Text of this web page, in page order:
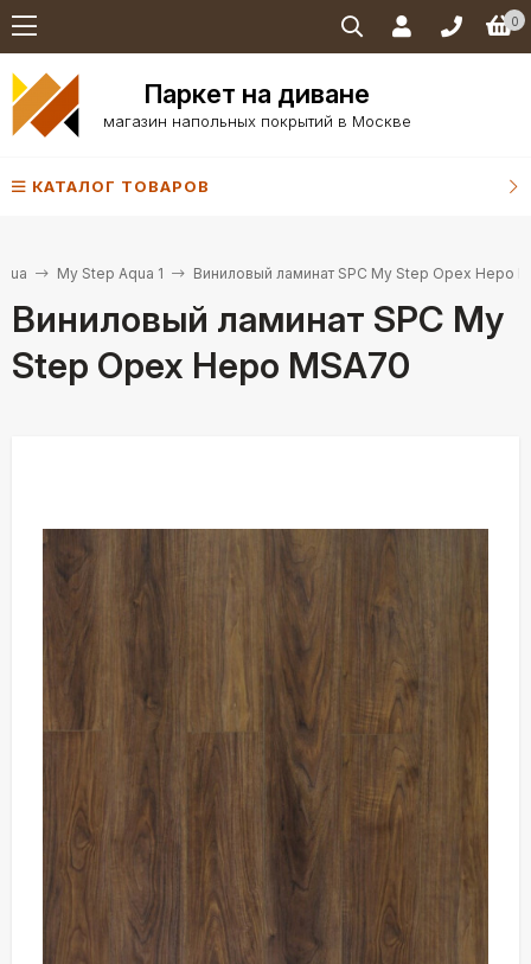
0
Паркет на диване
магазин напольных покрытий в Москве
КАТАЛОГ ТОВАРОВ
My Step Aqua 1 Виниловый ламинат SPC My Step Орех Неро
Виниловый ламинат SPC My
Step Орех Неро MSA70